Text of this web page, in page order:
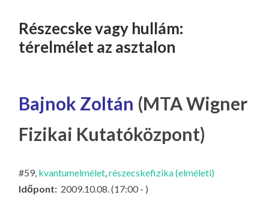
KT
Ó
CS
IL
LA
G
KI
Természettudományi
Kar Fizikai
TARTALOMHOZ
Részecske vagy hullám:
térelmélet az asztalon
Bajnok Zoltán (MTA Wigner
Fizikai Kutatóközpont)
#59, kvantumelmélet,részecskefizika (elméleti)
Időpont: 2009.10.08. (17:00 - )